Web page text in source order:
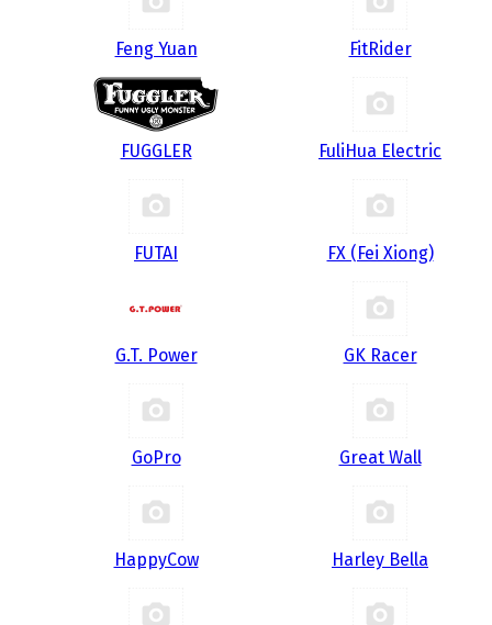
Feng Yuan FitRider
FUGGLER FuliHua Electric
FUTAI FX (Fei Xiong)
G.T. Power GK Racer
GoPro Great Wall
HappyCow Harley Bella